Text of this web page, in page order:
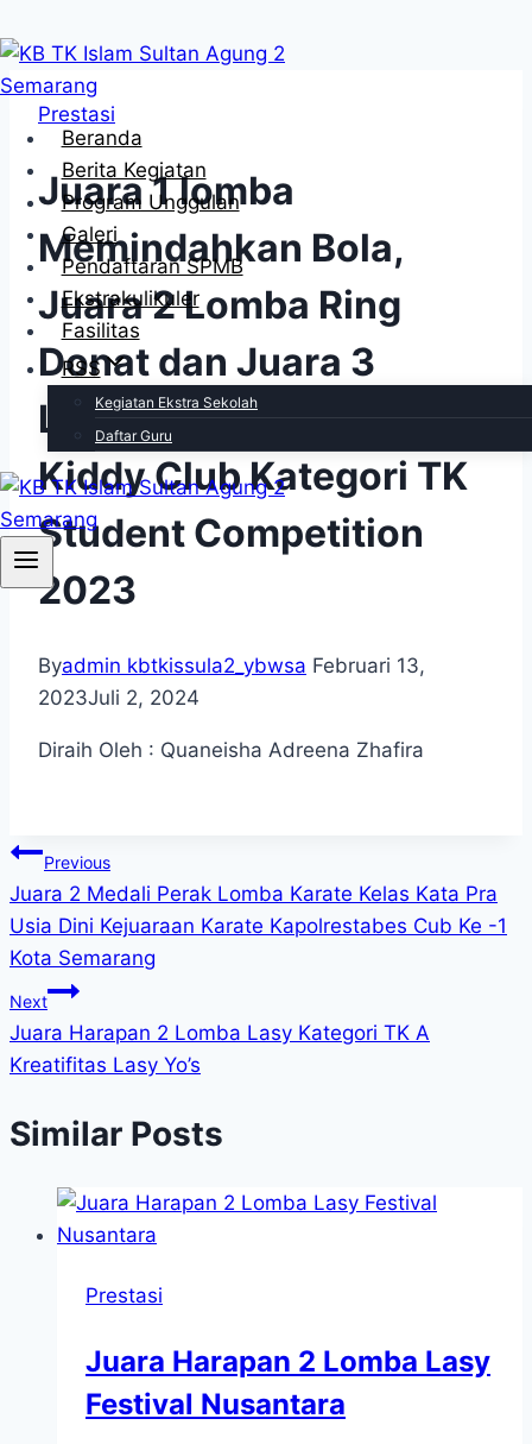
Skip
to
content
Beranda
Berita Kegiatan
Program Unggulan
Galeri
Pendaftaran SPMB
Ekstrakulikuler
Fasilitas
RSS
Kegiatan Ekstra Sekolah
Daftar Guru
Prestasi
Juara 1 lomba
Memindahkan Bola,
Juara 2 Lomba Ring
Donat dan Juara 3
Lomba Lancar Membaca
Kiddy Club Kategori TK
Student Competition
2023
Byadmin kbtkissula2_ybwsa Februari 13,
2023Juli 2, 2024
Diraih Oleh : Quaneisha Adreena Zhafira
Navigasi
pos
Previous
Juara 2 Medali Perak Lomba Karate Kelas Kata Pra
Usia Dini Kejuaraan Karate Kapolrestabes Cub Ke -1
Kota Semarang
Next
Juara Harapan 2 Lomba Lasy Kategori TK A
Kreatifitas Lasy Yo’s
Similar Posts
Prestasi
Juara Harapan 2 Lomba Lasy
Festival Nusantara